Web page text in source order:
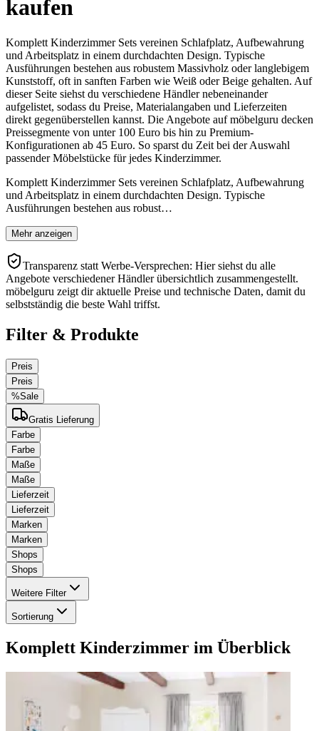
kaufen
Komplett Kinderzimmer Sets vereinen Schlafplatz, Aufbewahrung
und Arbeitsplatz in einem durchdachten Design. Typische
Ausführungen bestehen aus robustem Massivholz oder langlebigem
Kunststoff, oft in sanften Farben wie Weiß oder Beige gehalten. Auf
dieser Seite siehst du verschiedene Händler nebeneinander
aufgelistet, sodass du Preise, Materialangaben und Lieferzeiten
direkt gegenüberstellen kannst. Die Angebote auf möbelguru decken
Preissegmente von unter 100 Euro bis hin zu Premium-
Konfigurationen ab 45 Euro. So sparst du Zeit bei der Auswahl
passender Möbelstücke für jedes Kinderzimmer.
Komplett Kinderzimmer Sets vereinen Schlafplatz, Aufbewahrung
und Arbeitsplatz in einem durchdachten Design. Typische
Ausführungen bestehen aus robust…
Mehr anzeigen
Transparenz statt Werbe-Versprechen: Hier siehst du alle
Angebote verschiedener Händler übersichtlich zusammengestellt.
möbelguru zeigt dir aktuelle Preise und technische Daten, damit du
selbstständig die beste Wahl triffst.
Filter & Produkte
Preis
Preis
%Sale
Gratis Lieferung
Farbe
Farbe
Maße
Maße
Lieferzeit
Lieferzeit
Marken
Marken
Shops
Shops
Weitere Filter
Sortierung
Komplett Kinderzimmer im Überblick